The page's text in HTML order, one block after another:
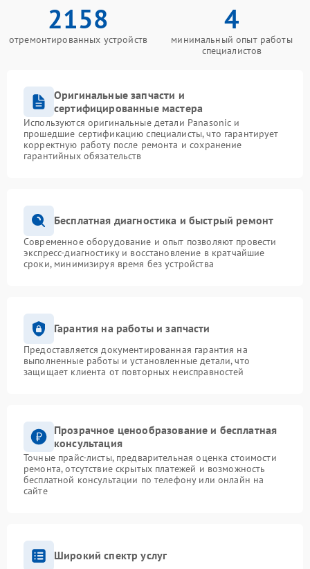
2158
отремонтированных устройств
4
минимальный опыт работы
специалистов
Оригинальные запчасти и
сертифицированные мастера
Используются оригинальные детали Panasonic и
прошедшие сертификацию специалисты, что гарантирует
корректную работу после ремонта и сохранение
гарантийных обязательств
Бесплатная диагностика и быстрый ремонт
Современное оборудование и опыт позволяют провести
экспресс-диагностику и восстановление в кратчайшие
сроки, минимизируя время без устройства
Гарантия на работы и запчасти
Предоставляется документированная гарантия на
выполненные работы и установленные детали, что
защищает клиента от повторных неисправностей
Прозрачное ценообразование и бесплатная
консультация
Точные прайс-листы, предварительная оценка стоимости
ремонта, отсутствие скрытых платежей и возможность
бесплатной консультации по телефону или онлайн на
сайте
Широкий спектр услуг